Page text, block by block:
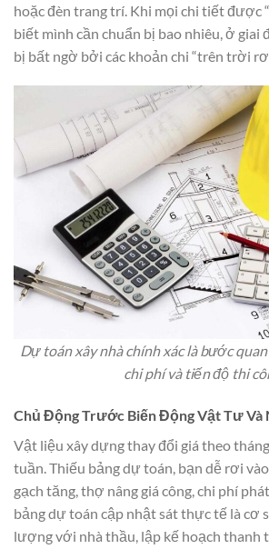
hoặc đèn trang trí. Khi mọi chi tiết được
biết mình cần chuẩn bị bao nhiêu, ở giai
bị bất ngờ bởi các khoản chi “trên trời
Dự toán xây nhà chính xác là bước
chi phí và tiến độ thi
Chủ Động Trước Biến Động Vật Tư Và
Vật liệu xây dựng thay đổi giá theo
tuần. Thiếu bảng dự toán, bạn dễ rơi
gạch tăng, thợ nâng giá công, chi phí
bảng dự toán cập nhật sát thực tế là cơ
lượng với nhà thầu, lập kế hoạch thanh